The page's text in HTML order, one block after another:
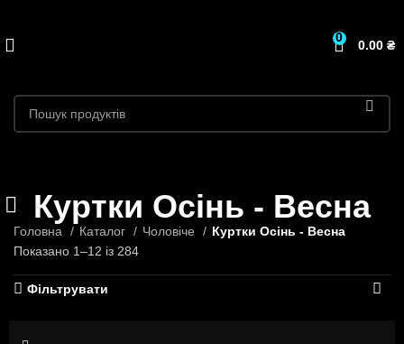
0
0.00 ₴
Куртки Осінь - Весна
Головна Каталог Чоловіче
Куртки Осінь - Весна
Показано 1–12 із 284
Фільтрувати